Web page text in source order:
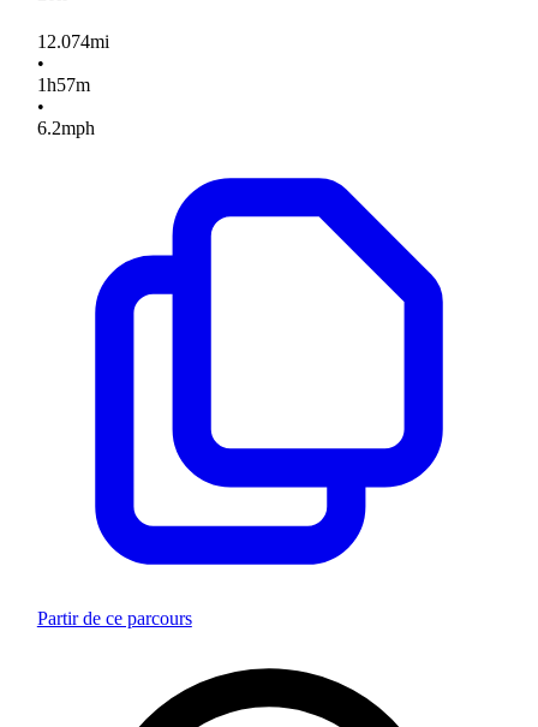
12.074mi
•
1h57m
•
6.2mph
Partir de ce parcours